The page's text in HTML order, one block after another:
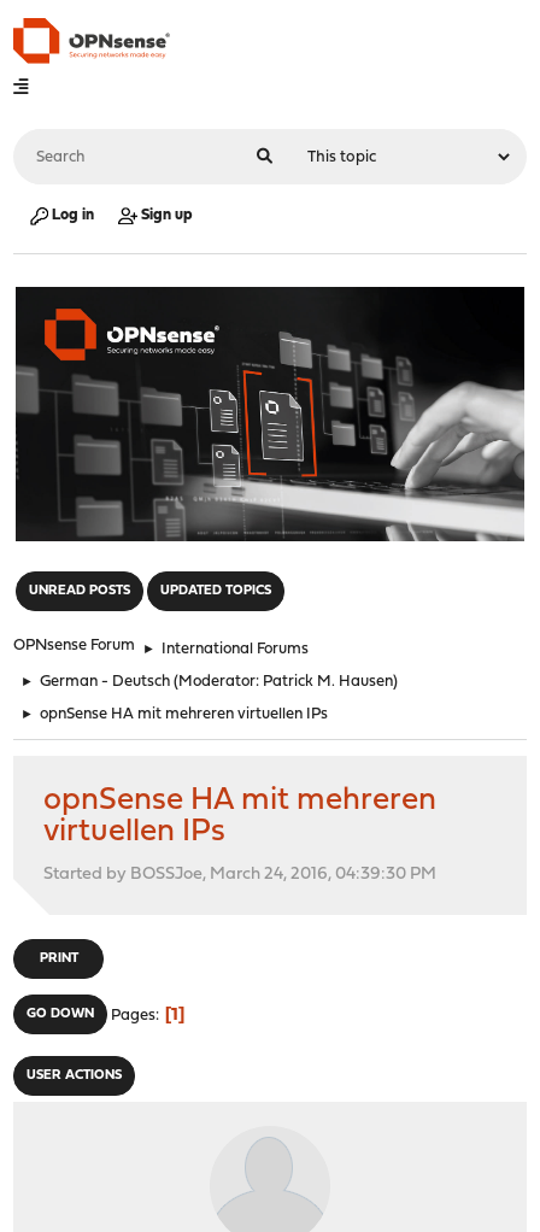
Log in Sign up
UNREAD POSTS UPDATED TOPICS
OPNsense Forum ► International Forums
► German - Deutsch (Moderator: Patrick M. Hausen)
► opnSense HA mit mehreren virtuellen IPs
opnSense HA mit mehreren
virtuellen IPs
Started by BOSSJoe, March 24, 2016, 04:39:30 PM
PRINT
GO DOWN Pages 1
USER ACTIONS